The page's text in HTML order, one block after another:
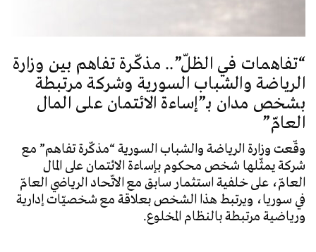
“تفاهمات في الظلّ”.. مذكّرة تفاهم بين وزارة
الرياضة والشباب السورية وشركة مرتبطة
بشخص مدان بـ”إساءة الائتمان على المال
العامّ”
وقّعت وزارة الرياضة والشباب السورية “مذكّرة تفاهم” مع
شركة يمثّلها شخص محكوم بإساءة الائتمان على المال
العامّ، على خلفية استثمار سابق مع الاتّحاد الرياضي العامّ
في سوريا، ويرتبط هذا الشخص بعلاقة مع شخصيّات إدارية
ورياضية مرتبطة بالنظام المخلوع.